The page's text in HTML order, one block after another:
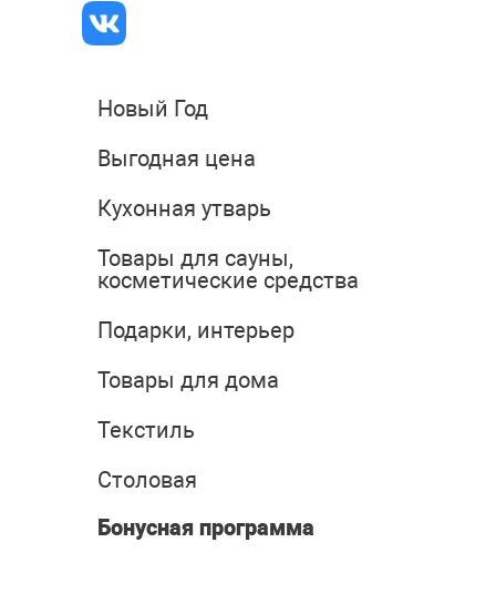
Новый Год
Выгодная цена
Кухонная утварь
Товары для сауны,
косметические средства
Подарки, интерьер
Товары для дома
Текстиль
Столовая
Бонусная программа